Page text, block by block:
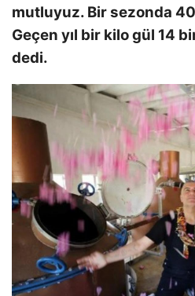
mutluyuz. Bir sezonda
Geçen yıl bir kilo gül 14
dedi.